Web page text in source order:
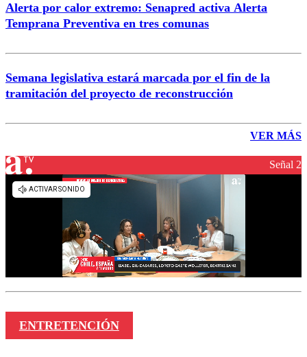
Alerta por calor extremo: Senapred activa Alerta
Temprana Preventiva en tres comunas
Semana legislativa estará marcada por el fin de la
tramitación del proyecto de reconstrucción
VER MÁS
Señal 2
ENTRETENCIÓN